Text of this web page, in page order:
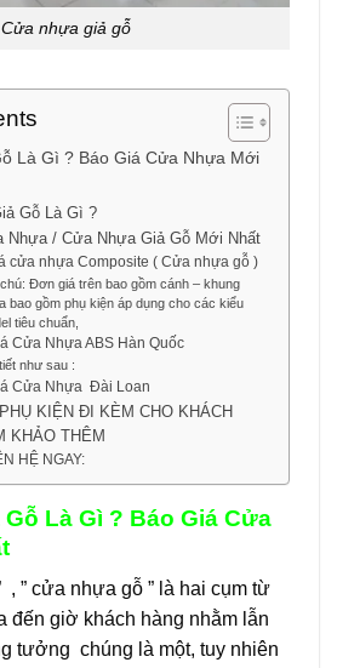
Cửa nhựa giả gỗ
Là Gì ? Báo Giá Cửa Nhựa Mới
Gỗ Là Gì ?
Nhựa / Cửa Nhựa Giả Gỗ Mới Nhất
cửa nhựa Composite ( Cửa nhựa gỗ )
Đơn giá trên bao gồm cánh – khung
bao gồm phụ kiện áp dụng cho các kiểu
tiêu chuẩn,
Cửa Nhựa ABS Hàn Quốc
như sau :
Cửa Nhựa Đài Loan
KIỆN ĐI KÈM CHO KHÁCH
KHẢO THÊM
HỆ NGAY:
Là Gì ? Báo Giá Cửa
, ” cửa nhựa gỗ ” là hai cụm từ
đến giờ khách hàng nhằm lẫn
tưởng chúng là một, tuy nhiên